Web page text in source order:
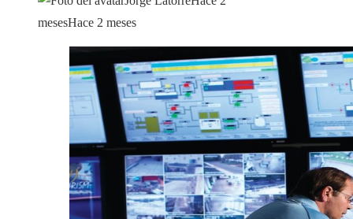
mesesHace 2 meses